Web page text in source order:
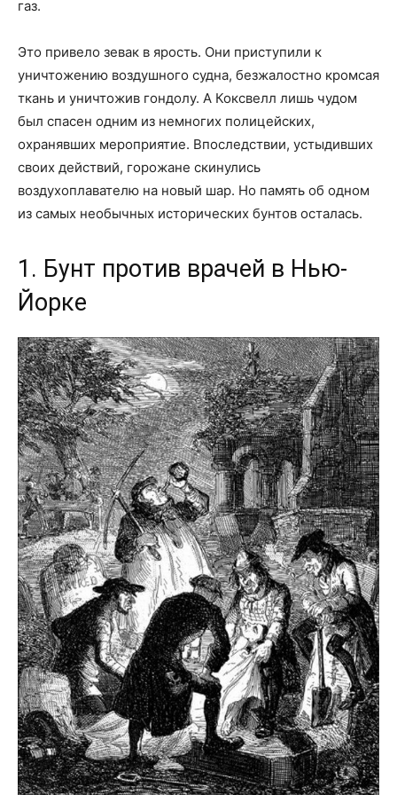
газ.
Это привело зевак в ярость. Они приступили к
уничтожению воздушного судна, безжалостно кромсая
ткань и уничтожив гондолу. А Коксвелл лишь чудом
был спасен одним из немногих полицейских,
охранявших мероприятие. Впоследствии, устыдивших
своих действий, горожане скинулись
воздухоплавателю на новый шар. Но память об одном
из самых необычных исторических бунтов осталась.
1. Бунт против врачей в Нью-
Йорке